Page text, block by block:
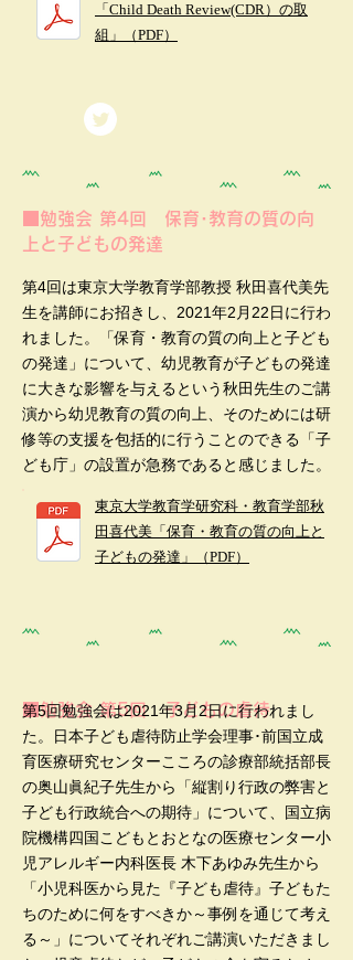
「Child Death Review(CDR）の取
組」（PDF）
■勉強会 第4回 保育･教育の質の向
上と子どもの発達
第4回は東京大学教育学部教授 秋田喜代美先
生を講師にお招きし、2021年2月22日に行わ
れました。「保育・教育の質の向上と子ども
の発達」について、幼児教育が子どもの発達
に大きな影響を与えるという秋田先生のご講
演から幼児教育の質の向上、そのためには研
修等の支援を包括的に行うことのできる「子
ども庁」の設置が急務であると感じました。
東京大学教育学研究科・教育学部秋
田喜代美「保育・教育の質の向上と
子どもの発達」（PDF）
■勉強会 第5回 子どもの虐待
第5回勉強会は2021年3月2日に行われまし
た。日本子ども虐待防止学会理事･前国立成
育医療研究センターこころの診療部統括部長
の奥山眞紀子先生から「縦割り行政の弊害と
子ども行政統合への期待」について、国立病
院機構四国こどもとおとなの医療センター小
児アレルギー内科医長 木下あゆみ先生から
「小児科医から見た『子ども虐待』子どもた
ちのために何をすべきか～事例を通じて考え
る～」についてそれぞれご講演いただきまし